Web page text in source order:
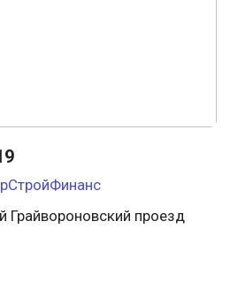
Грайвороновский проезд